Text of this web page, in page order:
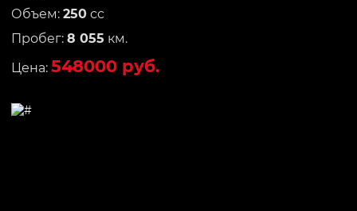
Объем: 250 сс
Пробег: 8 055 км.
Цена: 548000 руб.